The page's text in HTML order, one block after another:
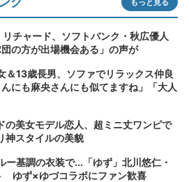
チャード、ソフトバンク・秋広優人
の方が出場機会ある」の声が
＆13歳長男、ソファでリラックス仲良
にも麻央さんにも似てますね」「大人
の美女モデル恋人、超ミニ丈ワンピで
スタイルの美貌
ー基調の衣装で...「ゆず」北川悠仁・
ゆず×ゆづコラボにファン歓喜